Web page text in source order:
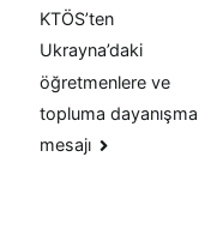
KTÖS’ten
Ukrayna’daki
öğretmenlere ve
topluma dayanışma
mesajı